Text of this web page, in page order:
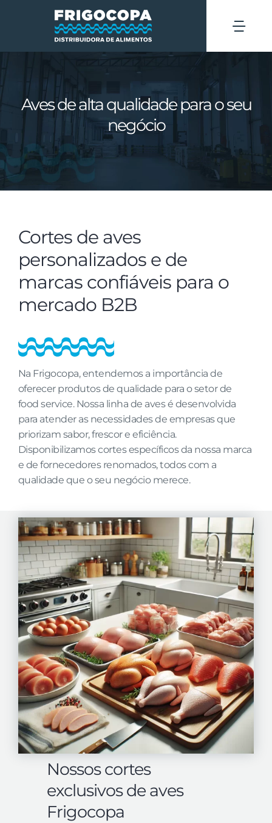
Áreas de atuação
Produtos
Blog
SOLICITAR COTAÇÃO
Aves de alta qualidade para o seu
negócio
Cortes de aves
personalizados e de
marcas confiáveis para o
mercado B2B
Na Frigocopa, entendemos a importância de
oferecer produtos de qualidade para o setor de
food service. Nossa linha de aves é desenvolvida
para atender as necessidades de empresas que
priorizam sabor, frescor e eficiência.
Disponibilizamos cortes específicos da nossa marca
e de fornecedores renomados, todos com a
qualidade que o seu negócio merece.
Nossos cortes
exclusivos de aves
Frigocopa